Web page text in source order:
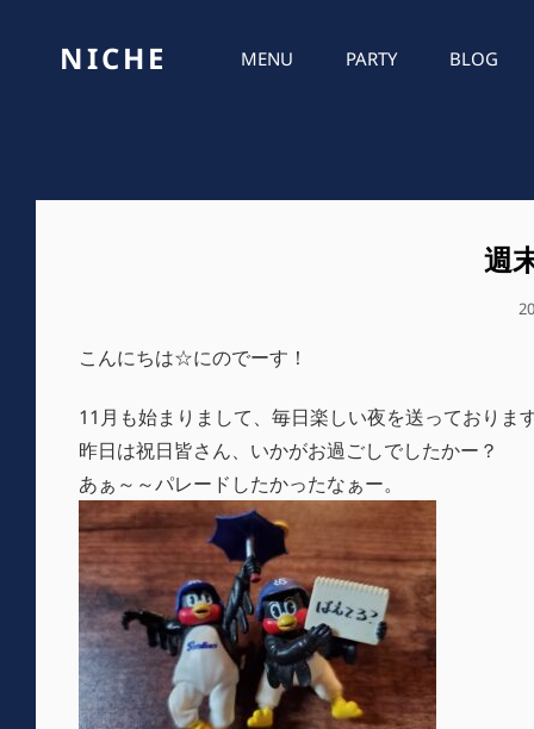
NICHE MENU PARTY BLOG
週
公
こんにちは☆にのでーす！
11月も始まりまして、毎日楽しい夜を送っております
昨日は祝日皆さん、いかがお過ごしでしたかー？
あぁ～～パレードしたかったなぁー。